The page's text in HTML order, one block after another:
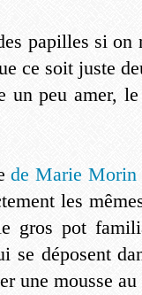
papilles si on
ce soit juste
un peu amer,
de Marie Morin
les
gros pot
se déposent
une mousse